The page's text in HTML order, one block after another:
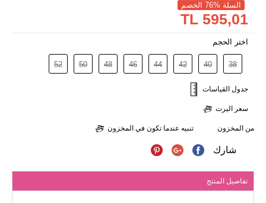
السلة %76 الخصم
595,01 TL
اختر الحجم
38
40
42
44
46
48
50
52
جدول القياسات
سعر اليرت
من المخزون تنبيه عندما تكون في المخزون
شارك
تفاصيل المنتج